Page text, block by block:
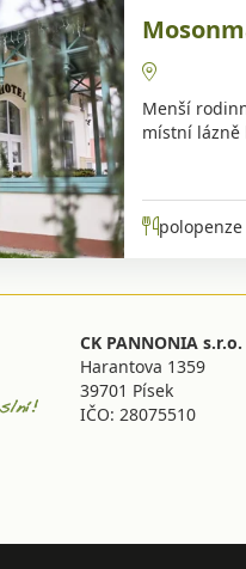
Menší
místní lázně
polopenze
CK PANNONIA s.r.o.
Harantova 1359
39701 Písek
IČO: 28075510